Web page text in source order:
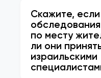
Скажите, если
по месту
ли они
израильскими